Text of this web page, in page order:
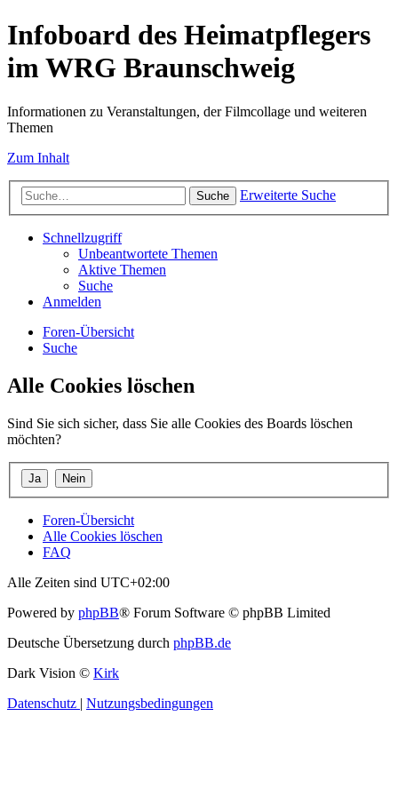
Infoboard des Heimatpflegers
im WRG Braunschweig
Informationen zu Veranstaltungen, der Filmcollage und weiteren
Themen
Zum Inhalt
Suche Erweiterte Suche
Schnellzugriff
Unbeantwortete Themen
Aktive Themen
Suche
Anmelden
Foren-Übersicht
Suche
Alle Cookies löschen
Sind Sie sich sicher, dass Sie alle Cookies des Boards löschen
möchten?
Foren-Übersicht
Alle Cookies löschen
FAQ
Alle Zeiten sind UTC+02:00
Powered by phpBB® Forum Software © phpBB Limited
Deutsche Übersetzung durch phpBB.de
Dark Vision © Kirk
Datenschutz | Nutzungsbedingungen